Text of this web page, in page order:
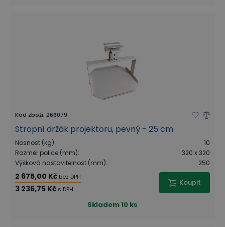
Kód zboží: 266079
Stropní držák projektoru, pevný - 25 cm
Nosnost (kg):
10
Rozměr police (mm):
320 x 320
Výšková nastavitelnost (mm): 250
2 675,00 Kč bez DPH
3 236,75 Kč s DPH
Koupit
Skladem10 ks